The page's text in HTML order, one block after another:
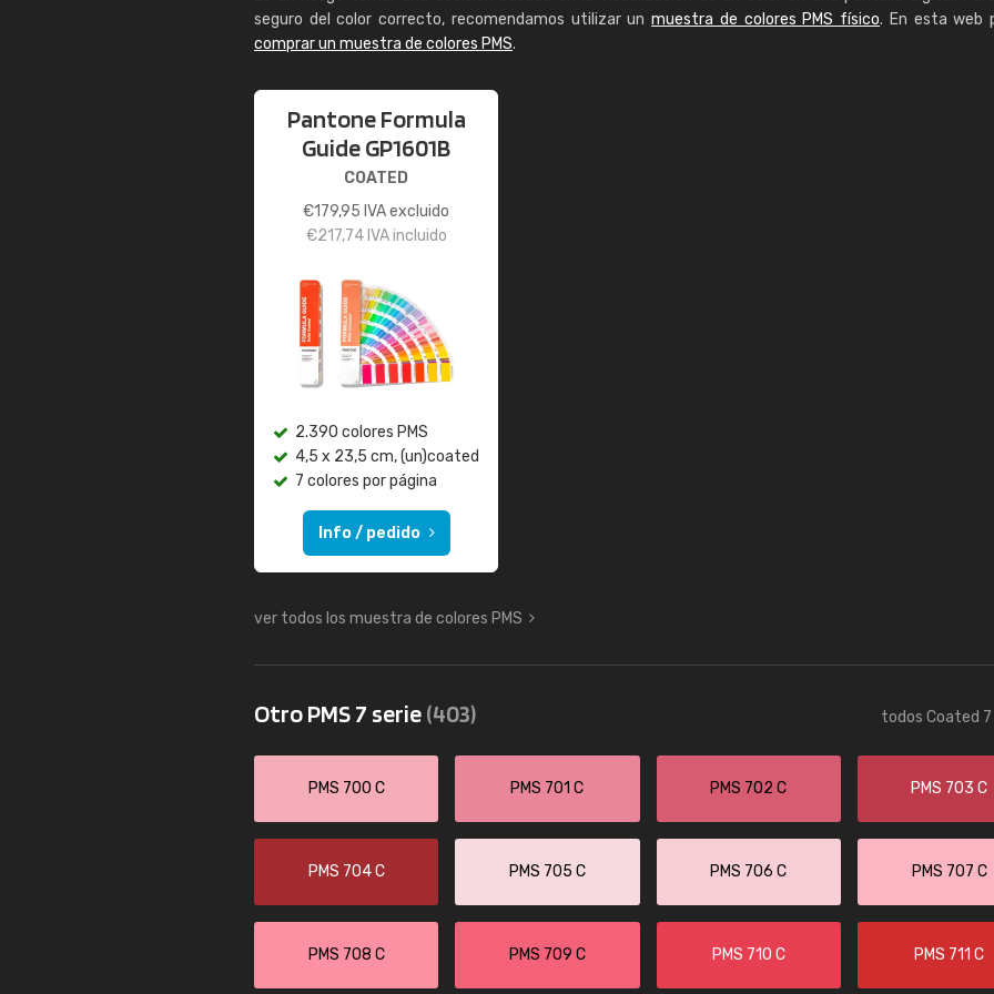
seguro del color correcto, recomendamos utilizar unmuestra de colores PMS físico. En esta web
comprar un muestra de colores PMS.
Pantone Formula
Guide GP1601B
COATED
€179,95 IVA excluido
€217,74IVA incluido
2.390 colores PMS
4,5 x 23,5 cm, (un)coated
7 colores por página
Info / pedido
ver todos los muestra de colores PMS
Otro PMS 7 serie(403) todos Coated 7
PMS 700 C PMS 701 C PMS 702 C PMS 703 C
PMS 704 C PMS 705 C PMS 706 C PMS 707 C
PMS 708 C PMS 709 C PMS 710 C PMS 711 C